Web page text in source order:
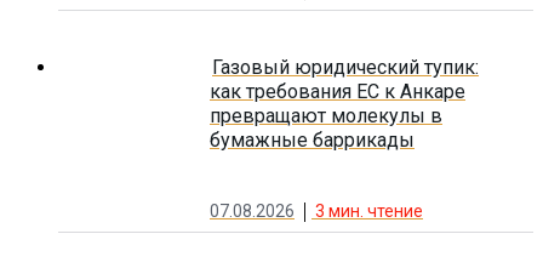
Газовый юридический тупик:
как требования ЕС к Анкаре
превращают молекулы в
бумажные баррикады
07.08.2026 3 мин. чтение